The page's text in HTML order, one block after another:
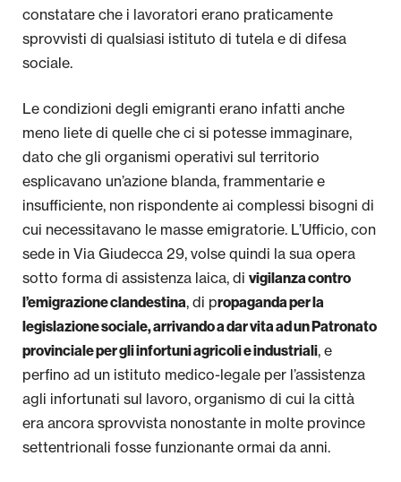
constatare che i lavoratori erano praticamente
sprovvisti di qualsiasi istituto di tutela e di difesa
sociale.
Le condizioni degli emigranti erano infatti anche
meno liete di quelle che ci si potesse immaginare,
dato che gli organismi operativi sul territorio
esplicavano un’azione blanda, frammentarie e
insufficiente, non rispondente ai complessi bisogni di
cui necessitavano le masse emigratorie. L’Ufficio, con
sede in Via Giudecca 29, volse quindi la sua opera
sotto forma di assistenza laica, di vigilanza contro
l’emigrazione clandestina, di propaganda per la
legislazione sociale, arrivando a dar vita ad un Patronato
provinciale per gli infortuni agricoli e industriali, e
perfino ad un istituto medico-legale per l’assistenza
agli infortunati sul lavoro, organismo di cui la città
era ancora sprovvista nonostante in molte province
settentrionali fosse funzionante ormai da anni.